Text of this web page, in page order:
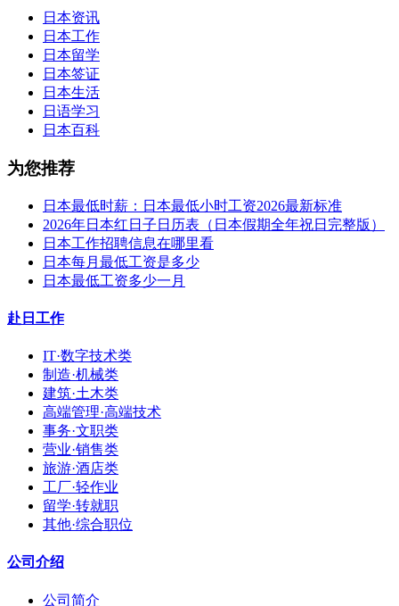
日本资讯
日本工作
日本留学
日本签证
日本生活
日语学习
日本百科
为您推荐
日本最低时薪：日本最低小时工资2026最新标准
2026年日本红日子日历表（日本假期全年祝日完整版）
日本工作招聘信息在哪里看
日本每月最低工资是多少
日本最低工资多少一月
赴日工作
IT·数字技术类
制造·机械类
建筑·土木类
高端管理·高端技术
事务·文职类
营业·销售类
旅游·酒店类
工厂·轻作业
留学·转就职
其他·综合职位
公司介绍
公司简介